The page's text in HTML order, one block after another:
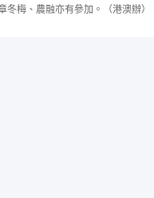
梅、農融亦有參加。（港澳辦）